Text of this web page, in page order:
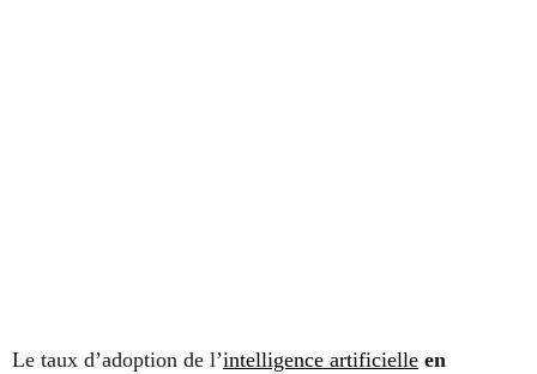
Le taux d’adoption de l’intelligence artificielle en